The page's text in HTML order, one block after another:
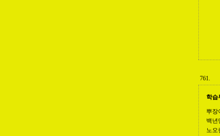
761.
학습
뿌장
백년
노오